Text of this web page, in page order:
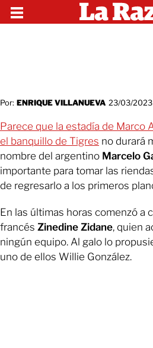
Por: ENRIQUE VILLANUEVA 23/03/
Parece que la estadía de Marco
el banquillo de Tigres no durará
nombre del argentino Marcelo
importante para tomar las
de regresarlo a los primeros
En las últimas horas comenzó a
francés Zinedine Zidane, quien
ningún equipo. Al galo lo
uno de ellos Willie González.